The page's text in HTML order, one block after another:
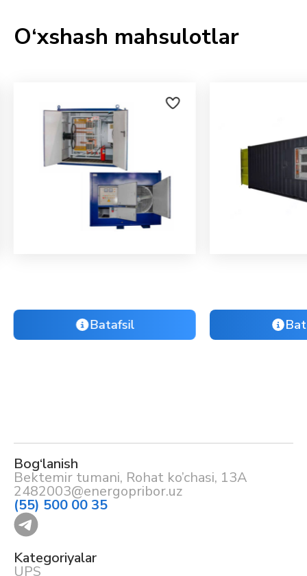
O‘xshash mahsulotlar
Batafsil
Bog‘lanish
Bektemir tumani, Rohat ko’chasi, 13A
2482003@energopribor.uz
(55) 500 00 35
Kategoriyalar
UPS